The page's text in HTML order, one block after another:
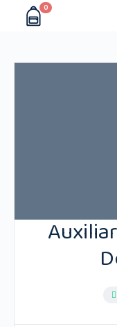
0